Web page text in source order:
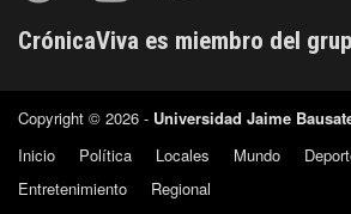
CrónicaViva es miembro del
Copyright © 2026 - Universidad Jaime
Inicio
Política Locales Mundo
Entretenimiento
Regional